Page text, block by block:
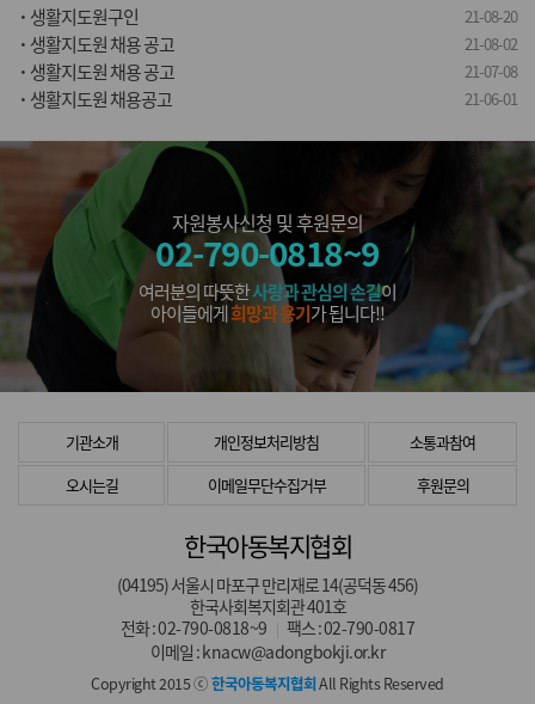
· 생활지도원구인 21-08-20
· 생활지도원 채용 공고 21-08-02
· 생활지도원 채용 공고 21-07-08
· 생활지도원 채용공고 21-06-01
자원봉사신청 및 후원문의
02-790-0818~9
여러분의 따뜻한사랑과 관심의 손길이
아이들에게희망과 용기가 됩니다!!
기관소개 개인정보처리방침
소통과참여
오시는길
이메일무단수집거부 후원문의
한국아동복지협회
(04195) 서울시 마포구 만리재로 14(공덕동 456)
한국사회복지회관 401호
전화 :02-790-0818~9 팩스 :02-790-0817
이메일 :knacw@adongbokji.or.kr
Copyright 2015 ⓒ한국아동복지협회All Rights Reserved